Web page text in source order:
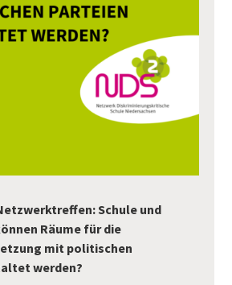
Schule und
Räume für die
mit politischen
werden?